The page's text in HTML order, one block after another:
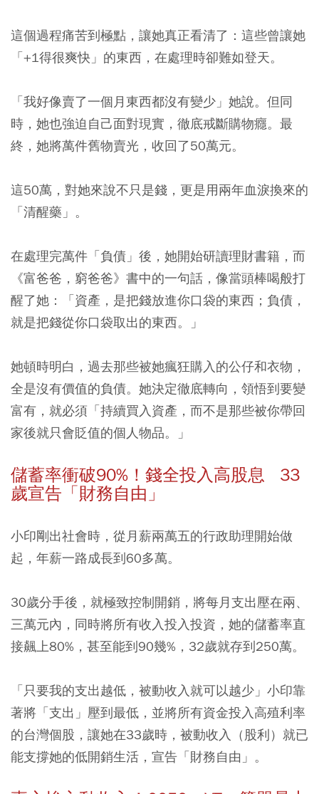
這個過程痛苦到極點，讓她真正看清了：這些曾讓她
「+1得很爽快」的東西，在處理時卻難如登天。
「我好像賣了一個月東西都沒有變少」她說。但同
時，她也強迫自己面對現實，徹底戒斷購物癮。最
終，她將萬件舊物賣光，收回了50萬元。
這50萬，對她來說不只是錢，更是用兩年血淚換來的
「清醒藥」。
在處理完萬件「負債」後，她開始研讀理財書籍，而
《富爸爸，窮爸爸》書中的一句話，像當頭棒喝般打
醒了她：
「資產，是把錢放進你口袋的東西；負債，
就是把錢從你口袋取出的東西。」
她頓時明白，過去那些被她瘋狂購入的公仔和衣物，
全是沒有價值的負債。她決定徹底轉向，領悟到要變
富有，就必須「持續買入資產，而不是那些被你帶回
家後就只會貶值的個人物品。」
儲蓄率衝破90%！錢全投入高股息 33
歲宣告「財務自由」
小印剛出社會時，從月薪兩萬五的行政助理開始做
起，年薪一路成長到60多萬。
30歲分手後，就極致控制開銷，將每月支出壓在兩、
三萬元內，同時將所有收入投入投資，她的儲蓄率直
接飆上80%，甚至能到90幾%，32歲就存到250萬。
「只要我的支出越低，被動收入就可以越少」小印靠
著將「支出」壓到最低，並將所有資金投入高殖利率
的台灣個股，讓她在33歲時，被動收入（股利）就已
能支撐她的低開銷生活，宣告「財務自由」。